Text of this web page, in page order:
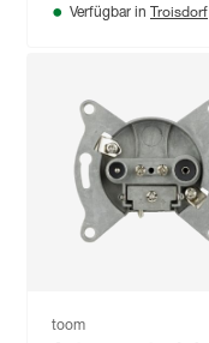
Verfügbar in Troisdorf
toom